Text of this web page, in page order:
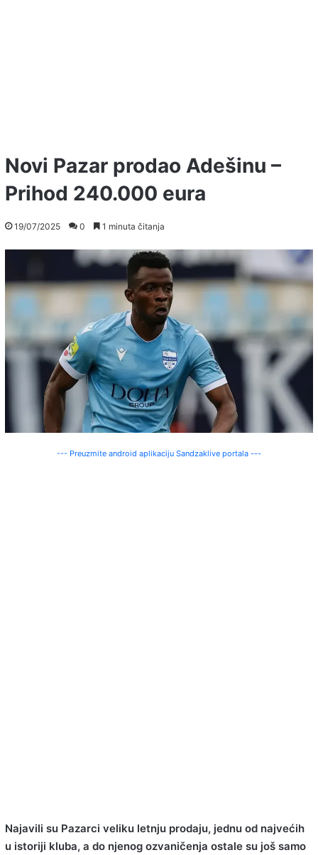
Novi Pazar prodao Adešinu –
Prihod 240.000 eura
19/07/2025 0 1 minuta čitanja
--- Preuzmite android aplikaciju Sandzaklive portala ---
Najavili su Pazarci veliku letnju prodaju, jednu od najvećih
u istoriji kluba, a do njenog ozvaničenja ostale su još samo